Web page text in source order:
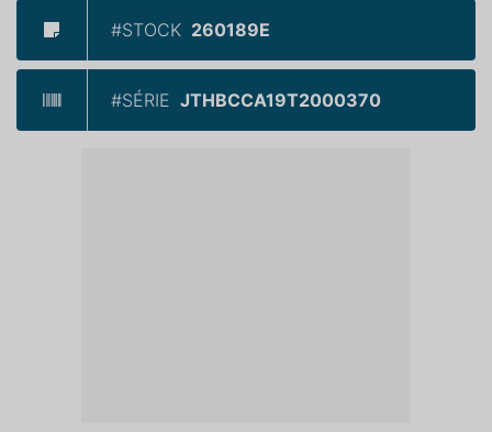
#STOCK 260189E
#SÉRIE JTHBCCA19T2000370